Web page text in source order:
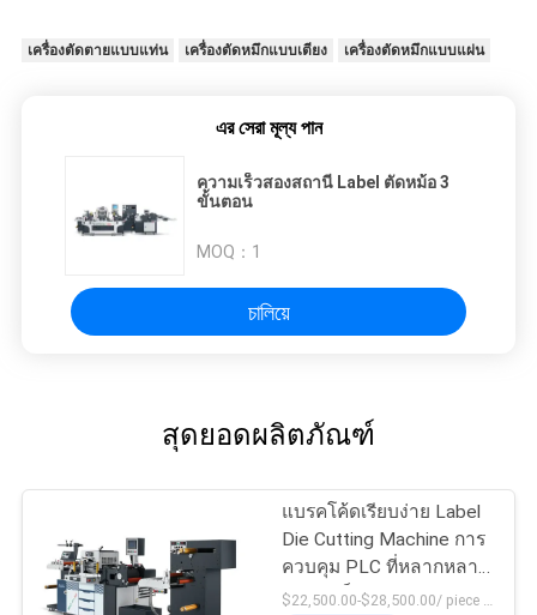
เครื่องตัดตายแบบแท่น เครื่องตัดหมึกแบบเตียง เครื่องตัดหมึกแบบแผ่น
এর সেরা মূল্য পান
ความเร็วสองสถานี Label ตัดหม้อ 3
ขั้นตอน
MOQ： 1
চালিয়ে
สุดยอดผลิตภัณฑ์
แบรคโค้ดเรียบง่าย Label
Die Cutting Machine การ
ควบคุม PLC ที่หลากหลาย
ความแข็งแรงสูง
$22,500.00-$28,500.00/ piece MOQ:1